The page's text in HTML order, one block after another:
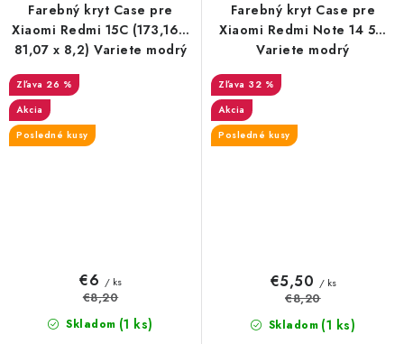
Farebný kryt Case pre
Xiaomi Redmi 15C (173,16 x
81,07 x 8,2) Variete modrý
26 %
Akcia
Posledné kusy
Skladom (1 ks)
€6 / ks
€8,20
Farebný kryt Case pre
Xiaomi Redmi Note 14 5G
Variete modrý
32 %
Akcia
Posledné kusy
Skladom (1 ks)
€5,50 / ks
€8,20